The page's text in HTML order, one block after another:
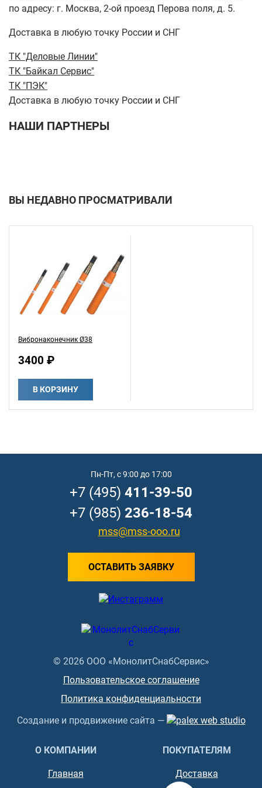
по адресу: г. Москва, 2-ой проезд Перова поля, д. 5.
Доставка в любую точку России и СНГ
ТК "Деловые Линии"
ТК "Байкал Сервис"
ТК "ПЭК"
Доставка в любую точку России и СНГ
НАШИ ПАРТНЕРЫ
ВЫ НЕДАВНО ПРОСМАТРИВАЛИ
Вибронаконечник Ø38
3400 ₽
В КОРЗИНУ
© 2026 ООО «МонолитСнабСервис»
Пользовательское соглашение
Политика конфиденциальности
Создание и продвижение сайта —
О КОМПАНИИ
Главная
ПОКУПАТЕЛЯМ
Доставка
Пн-Пт, с 9:00 до 17:00
+7 (495) 411-39-50
+7 (985) 236-18-54
mss@mss-ooo.ru
ОСТАВИТЬ ЗАЯВКУ